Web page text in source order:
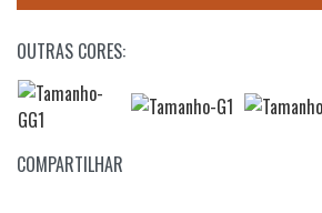
OUTRAS CORES:
COMPARTILHAR